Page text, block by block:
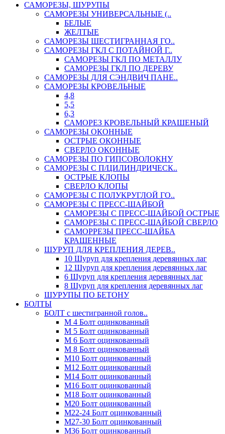
САМОРЕЗЫ, ШУРУПЫ
САМОРЕЗЫ УНИВЕРСАЛЬНЫЕ (..
БЕЛЫЕ
ЖЕЛТЫЕ
САМОРЕЗЫ ШЕСТИГРАННАЯ ГО..
САМОРЕЗЫ ГКЛ С ПОТАЙНОЙ Г..
САМОРЕЗЫ ГКЛ ПО МЕТАЛЛУ
САМОРЕЗЫ ГКЛ ПО ДЕРЕВУ
САМОРЕЗЫ ДЛЯ СЭНДВИЧ ПАНЕ..
САМОРЕЗЫ КРОВЕЛЬНЫЕ
4,8
5,5
6,3
САМОРЕЗ КРОВЕЛЬНЫЙ КРАШЕНЫЙ
САМОРЕЗЫ ОКОННЫЕ
ОСТРЫЕ ОКОННЫЕ
СВЕРЛО ОКОННЫЕ
САМОРЕЗЫ ПО ГИПСОВОЛОКНУ
САМОРЕЗЫ С П/ЦИЛИНДРИЧЕСК..
ОСТРЫЕ КЛОПЫ
СВЕРЛО КЛОПЫ
САМОРЕЗЫ С ПОЛУКРУГЛОЙ ГО..
САМОРЕЗЫ С ПРЕСС-ШАЙБОЙ
САМОРЕЗЫ С ПРЕСС-ШАЙБОЙ ОСТРЫЕ
САМОРЕЗЫ С ПРЕСС-ШАЙБОЙ СВЕРЛО
САМОРРЕЗЫ ПРЕСС-ШАЙБА
КРАШЕННЫЕ
ШУРУП ДЛЯ КРЕПЛЕНИЯ ДЕРЕВ..
10 Шуруп для крепления деревянных лаг
12 Шуруп для крепления деревянных лаг
6 Шуруп для крепления деревянных лаг
8 Шуруп для крепления деревянных лаг
ШУРУПЫ ПО БЕТОНУ
БОЛТЫ
БОЛТ с шестигранной голов..
М 4 Болт оцинкованный
М 5 Болт оцинкованный
М 6 Болт оцинкованный
М 8 Болт оцинкованный
М10 Болт оцинкованный
М12 Болт оцинкованный
М14 Болт оцинкованный
М16 Болт оцинкованный
М18 Болт оцинкованный
М20 Болт оцинкованный
М22-24 Болт оцинкованный
М27-30 Болт оцинкованный
М36 Болт оцинкованный